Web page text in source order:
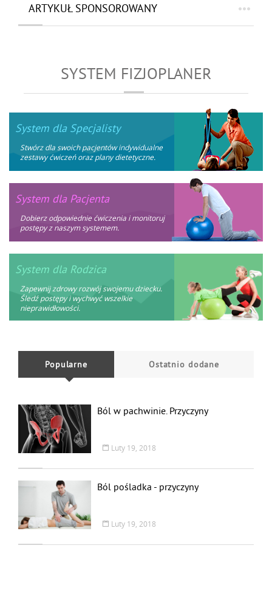
ARTYKUŁ SPONSOROWANY
SYSTEM FIZJOPLANER
System dla Specjalisty
Stwórz dla swoich pacjentów indywidualne
zestawy ćwiczeń oraz plany dietetyczne.
System dla Pacjenta
Dobierz odpowiednie ćwiczenia i monitoruj
postępy z naszym systemem.
System dla Rodzica
Zapewnij zdrowy rozwój swojemu dziecku.
Śledź postępy i wychwyć wszelkie
nieprawidłowości.
Popularne Ostatnio dodane
Ból w pachwinie. Przyczyny
Luty 19, 2018
Ból pośladka - przyczyny
Luty 19, 2018